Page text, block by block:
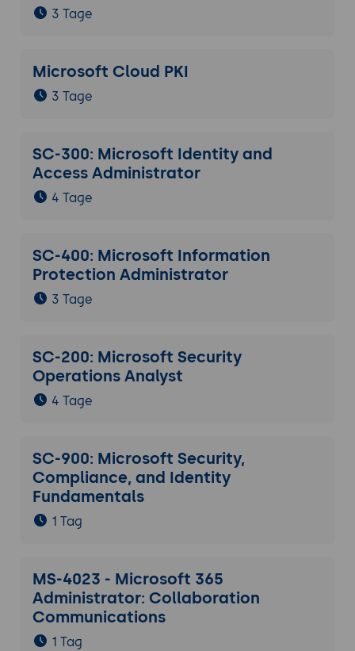
3 Tage
Microsoft Cloud PKI
3 Tage
SC-300: Microsoft Identity and
Access Administrator
4 Tage
SC-400: Microsoft Information
Protection Administrator
3 Tage
SC-200: Microsoft Security
Operations Analyst
4 Tage
SC-900: Microsoft Security,
Compliance, and Identity
Fundamentals
1 Tag
MS-4023 - Microsoft 365
Administrator: Collaboration
Communications
1 Tag